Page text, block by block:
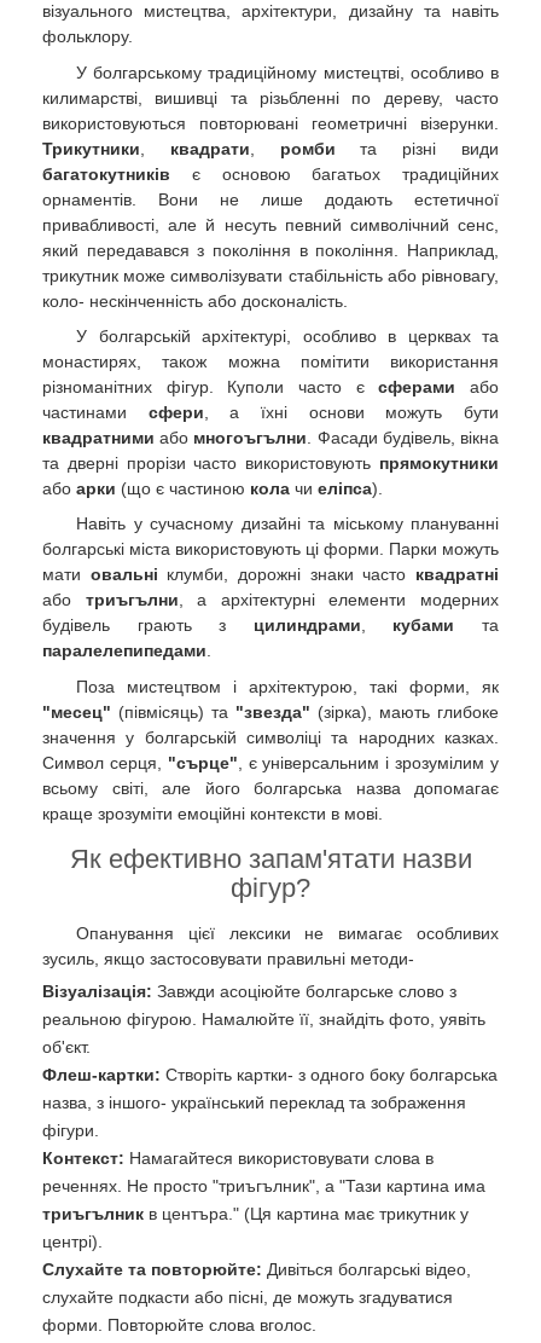
візуального мистецтва, архітектури, дизайну та навіть
фольклору.
У болгарському традиційному мистецтві, особливо в
килимарстві, вишивці та різьбленні по дереву, часто
використовуються повторювані геометричні візерунки.
Трикутники
квадрати ромби та різні види
багатокутників є основою багатьох традиційних
орнаментів. Вони не лише додають естетичної
привабливості, але й несуть певний символічний сенс,
який передавався з покоління в покоління. Наприклад,
трикутник може символізувати стабільність або рівновагу,
коло- нескінченність або досконалість.
У болгарській архітектурі, особливо в церквах та
монастирях, також можна помітити використання
різноманітних фігур. Куполи часто єсферами або
частинами сфери , а їхні основи можуть бути
квадратними або многоъгълни . Фасади будівель, вікна
та дверні прорізи часто використовують прямокутники
або арки (що є частиною кола чи еліпса).
Навіть у сучасному дизайні та міському плануванні
болгарські міста використовують ці форми. Парки можуть
мати овальні клумби, дорожні знаки часто квадратні
або триъгълни, а архітектурні елементи модерних
будівель грають з цилиндрами, кубами та
паралелепипедами.
Поза мистецтвом і архітектурою, такі форми, як
"месец" (півмісяць) та "звезда" (зірка), мають глибоке
значення у болгарській символіці та народних казках.
Символ серця, "сърце" , є універсальним і зрозумілим у
всьому світі, але його болгарська назва допомагає
краще зрозуміти емоційні контексти в мові.
Як ефективно запам'ятати назви
фігур?
Опанування цієї лексики не вимагає особливих
зусиль, якщо застосовувати правильні методи-
Візуалізація: Завжди асоціюйте болгарське слово з
реальною фігурою. Намалюйте її, знайдіть фото, уявіть
об'єкт.
Флеш-картки: Створіть картки- з одного боку болгарська
назва, з іншого- український переклад та зображення
фігури.
Контекст: Намагайтеся використовувати слова в
реченнях. Не просто "триъгълник", а "Тази картина има
триъгълник в центъра." (Ця картина має трикутник у
центрі).
Слухайте та повторюйте: Дивіться болгарські відео,
слухайте подкасти або пісні, де можуть згадуватися
форми. Повторюйте слова вголос.